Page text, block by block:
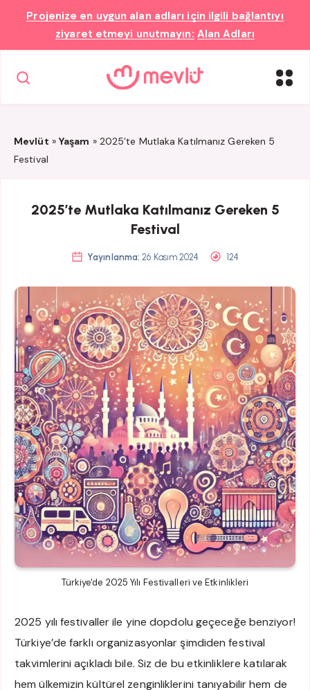
Projenize en uygun alan adları için ilgili bağlantıyı
ziyaret etmeyi unutmayın: Alan Adları
Mevlüt » Yaşam » 2025’te Mutlaka Katılmanız Gereken 5
Festival
2025’te Mutlaka Katılmanız Gereken 5
Festival
Yayınlanma: 26 Kasım 2024 124
Türkiye'de 2025 Yılı Festivalleri ve Etkinlikleri
2025 yılı festivaller ile yine dopdolu geçeceğe benziyor!
Türkiye’de farklı organizasyonlar şimdiden festival
takvimlerini açıkladı bile. Siz de bu etkinliklere katılarak
hem ülkemizin kültürel zenginliklerini tanıyabilir hem de